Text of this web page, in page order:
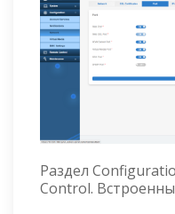
Раздел
Control.